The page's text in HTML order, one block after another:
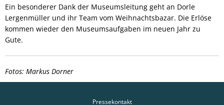
Ein besonderer Dank der Museumsleitung geht an Dorle
Lergenmüller und ihr Team vom Weihnachtsbazar. Die Erlöse
kommen wieder den Museumsaufgaben im neuen Jahr zu
Gute.
Fotos: Markus Dorner
Pressekontakt